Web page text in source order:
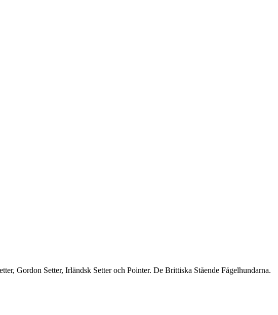
Gordon Setter, Irländsk Setter och Pointer. De Brittiska Stående Fågelhundarna.